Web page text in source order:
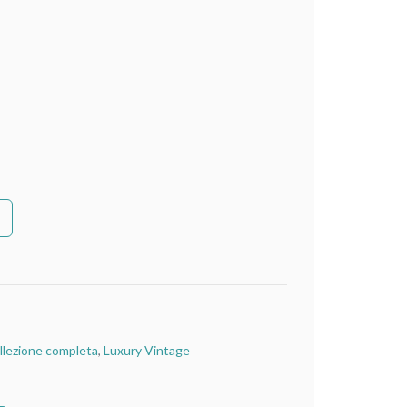
completa, Luxury Vintage